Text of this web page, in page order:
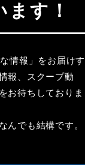
す！
情報」をお届けす
報、スクープ動
お待ちしておりま
んでも結構です。